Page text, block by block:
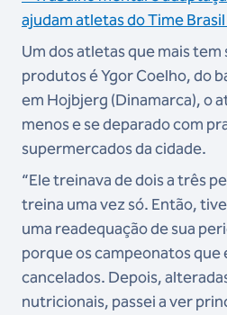
ajudam atletas do Time
Um dos atletas que mais
produtos é Ygor Coelho, do
em Hojbjerg (Dinamarca), o
menos e se deparado com
supermercados da cidade.
“Ele treinava de dois a três
treina uma vez só. Então,
uma readequação de sua
porque os campeonatos
cancelados. Depois,
nutricionais, passei a ver